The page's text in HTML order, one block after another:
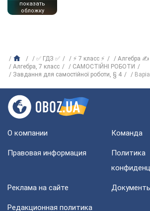
показать
обложку
✅ ГДЗ ✅ ⚡ 7 класс ⚡
Алгебра ✍
Алгебра, 7 класс
САМОСТІЙНІ РОБОТИ
Завдання для самостійної роботи, § 4
О компании Команда
Правовая информация
Политика
Реклама на сайте
Редакционная политика